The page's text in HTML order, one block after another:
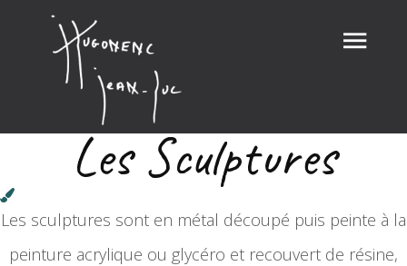
Les Sculptures
Les sculptures sont en métal découpé puis peinte à la
peinture acrylique ou glycéro et recouvert de résine,